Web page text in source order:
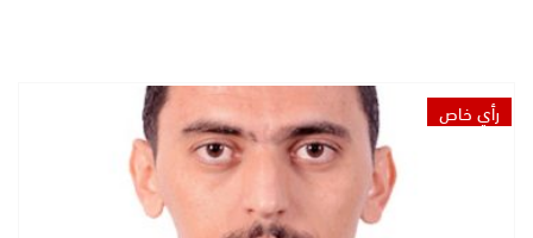
رأي خاص